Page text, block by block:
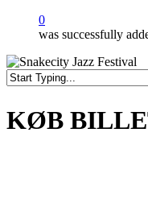
0
was successfully
KØB